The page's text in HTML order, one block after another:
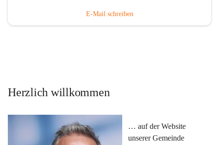
E-Mail schreiben
Herzlich willkommen
… auf der Website
unserer Gemeinde